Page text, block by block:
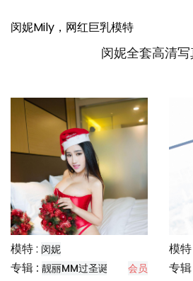
闵妮Mily，网红巨乳模特
闵妮全套高清
模特 : 闵妮
专辑 : 靓丽MM过圣诞 会员
模特
专